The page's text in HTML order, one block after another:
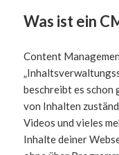
Was ist ein
Content
beschreibt es schon
von Inhalten
Videos und vieles
Inhalte deiner